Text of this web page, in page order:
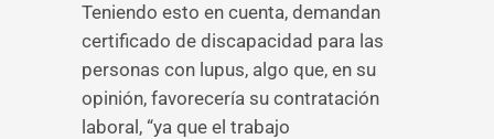
Teniendo esto en cuenta, demandan
certificado de discapacidad para las
personas con lupus, algo que, en su
opinión, favorecería su contratación
laboral, “ya que el trabajo